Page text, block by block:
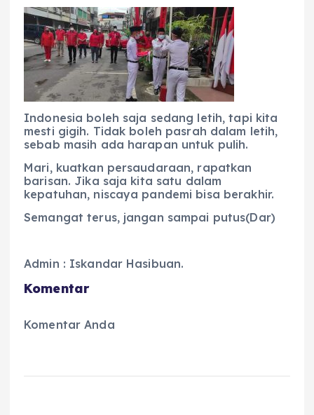
Indonesia boleh saja sedang letih, tapi kita
mesti gigih. Tidak boleh pasrah dalam letih,
sebab masih ada harapan untuk pulih.
Mari, kuatkan persaudaraan, rapatkan
barisan. Jika saja kita satu dalam
kepatuhan, niscaya pandemi bisa berakhir.
Semangat terus, jangan sampai putus(Dar)
Admin : Iskandar Hasibuan.
Komentar
Komentar Anda